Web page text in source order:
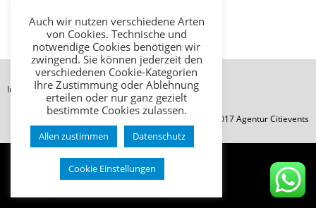
Impressum Datenschutz AGB
© Copyright 2017 Agentur Citievents
Auch wir nutzen verschiedene Arten
von Cookies. Technische und
notwendige Cookies benötigen wir
zwingend. Sie können jederzeit den
verschiedenen Cookie-Kategorien
Ihre Zustimmung oder Ablehnung
erteilen oder nur ganz gezielt
bestimmte Cookies zulassen.
Allen zustimmen Datenschutz
Cookie Einstellungen